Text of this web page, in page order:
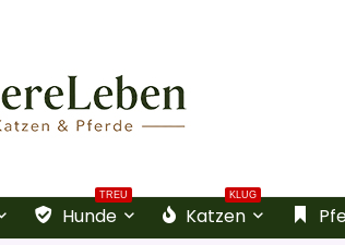
TREU
Hunde
KLUG
Katzen